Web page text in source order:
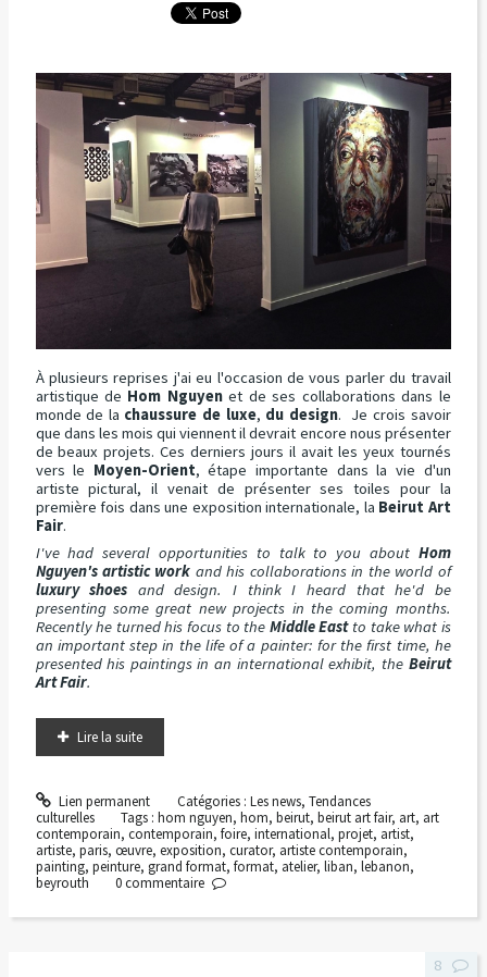
À plusieurs reprises j'ai eu l'occasion de vous parler du travail
artistique de Hom Nguyenet de ses collaborations dans le
monde de la chaussure de luxe, du design. Je crois savoir
que dans les mois qui viennent il devrait encore nous présenter
de beaux projets. Ces derniers jours il avait les yeux tournés
vers le Moyen-Orient, étape importante dans la vie d'un
artiste pictural, il venait de présenter ses toiles pour la
première fois dans une exposition internationale, la Beirut Art
Fair.
I've had several opportunities to talk to you about Hom
Nguyen's artistic work and his collaborations in the world of
luxury shoes and design. I think I heard that he'd be
presenting some great new projects in the coming months.
Recently he turned his focus to the Middle Eastto take what is
an important step in the life of a painter: for the first time, he
presented his paintings in an international exhibit, the Beirut
Art Fair.
Lire la suite
Lien permanent Catégories : Les news, Tendances
culturelles
Tags :hom nguyen,hom,beirut,beirut art fair, art, art
contemporain, contemporain, foire, international, projet, artist,
artiste, paris, œuvre, exposition, curator, artiste contemporain,
painting, peinture, grand format, format, atelier, liban, lebanon,
beyrouth
0commentaire
8